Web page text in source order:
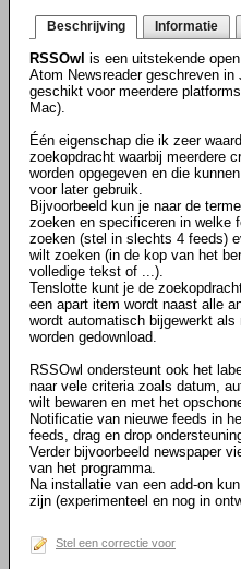
Beschrijving Informatie
RSSOwl is een uitstekende
Atom Newsreader geschreven in
geschikt voor meerdere
Mac).
Één eigenschap die ik zeer
zoekopdracht waarbij meerdere
worden opgegeven en die
voor later gebruik.
Bijvoorbeeld kun je naar de
zoeken en specificeren in welke
zoeken (stel in slechts 4 feeds)
wilt zoeken (in de kop van het
volledige tekst of ...).
Tenslotte kunt je de
een apart item wordt naast alle
wordt automatisch bijgewerkt als
worden gedownload.
RSSOwl ondersteunt ook het
naar vele criteria zoals datum,
wilt bewaren en met het
Notificatie van nieuwe feeds in
feeds, drag en drop
Verder bijvoorbeeld newspaper
van het programma.
Na installatie van een add-on
zijn (experimenteel en nog in
Stel een correctie voor